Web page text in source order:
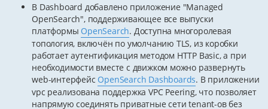
В Dashboard добавлено приложение "Managed
OpenSearch", поддерживающее все выпуски
платформы OpenSearch. Доступна многоролевая
топология, включён по умолчанию TLS, из коробки
работает аутентификация методом HTTP Basic, а при
необходимости вместе с движком можно развернуть
web-интерфейс OpenSearch Dashboards. В приложении
vpc реализована поддержка VPC Peering, что позволяет
напрямую соединять приватные сети tenant-ов без